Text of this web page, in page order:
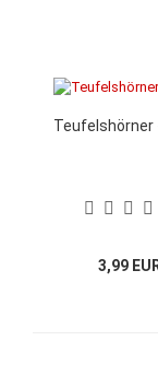
Teufelshörner
3,99